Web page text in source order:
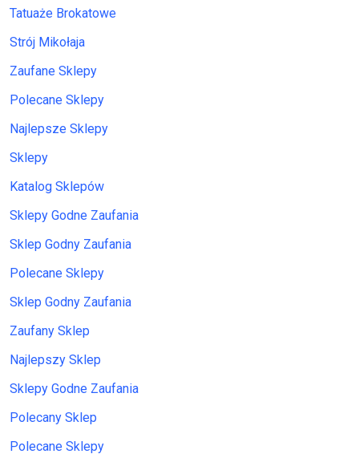
Tatuaże Brokatowe
Strój Mikołaja
Zaufane Sklepy
Polecane Sklepy
Najlepsze Sklepy
Sklepy
Katalog Sklepów
Sklepy Godne Zaufania
Sklep Godny Zaufania
Polecane Sklepy
Sklep Godny Zaufania
Zaufany Sklep
Najlepszy Sklep
Sklepy Godne Zaufania
Polecany Sklep
Polecane Sklepy